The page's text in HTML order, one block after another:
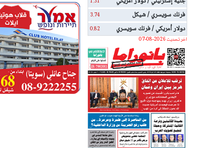
فرنك سويسري / شيكل 3.74
دولار أمريكي / فرنك سويسري
0.82
اخر تحديث 2026-08-07